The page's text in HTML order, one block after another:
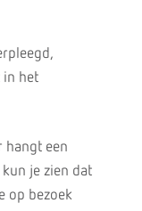
in het
hangt een
je zien dat
op bezoek